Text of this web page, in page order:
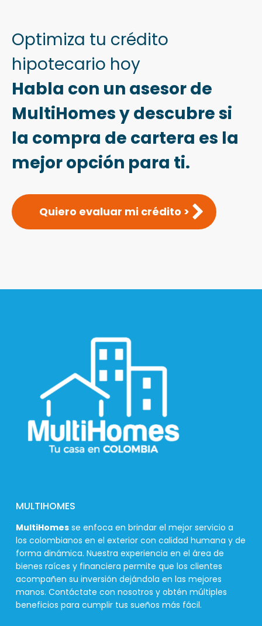
Optimiza tu crédito
hipotecario hoy
Habla con un asesor de
MultiHomes y descubre si
la compra de cartera es la
mejor opción para ti.
Quiero evaluar mi crédito >
MULTIHOMES
MultiHomes se enfoca en brindar el mejor servicio a
los colombianos en el exterior con calidad humana y de
forma dinámica. Nuestra experiencia en el área de
bienes raíces y financiera permite que los clientes
acompañen su inversión dejándola en las mejores
manos. Contáctate con nosotros y obtén múltiples
beneficios para cumplir tus sueños más fácil.